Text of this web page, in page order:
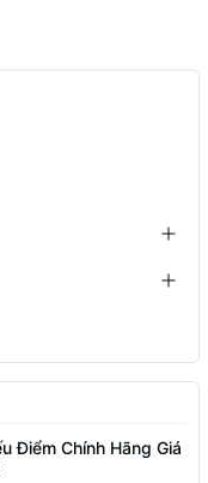
Điểm Chính Hãng Giá